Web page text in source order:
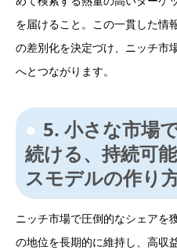
を届けること。この一貫した情
の差別化を決定づけ、ニッチ市
へとつながります。
5. 小さな市場
続ける、持続可
スモデルの作り
ニッチ市場で圧倒的なシェアを
の地位を長期的に維持し、高収